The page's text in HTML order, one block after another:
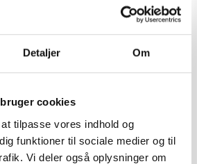
Detaljer Om
cookies
tilpasse vores indhold og
funktioner til sociale medier og til
Vi deler også oplysninger om